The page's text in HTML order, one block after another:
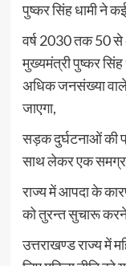
पुष्कर सिंह धामी ने
वर्ष 2030 तक 50 से
मुख्यमंत्री पुष्कर
अधिक जनसंख्या वाले
जाएगा,
सड़क दुर्घटनाओं की
साथ लेकर एक समग्र
राज्य में आपदा के
को तुरन्त सुचारू करने
उत्तराखण्ड राज्य में